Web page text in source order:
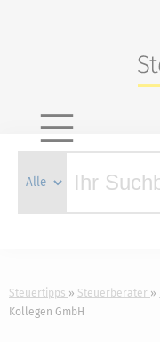
Steuertipps Steuerberater
Kollegen GmbH